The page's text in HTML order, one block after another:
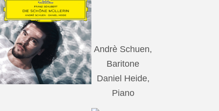
Andrè Schuen,
Baritone
Daniel Heide,
Piano